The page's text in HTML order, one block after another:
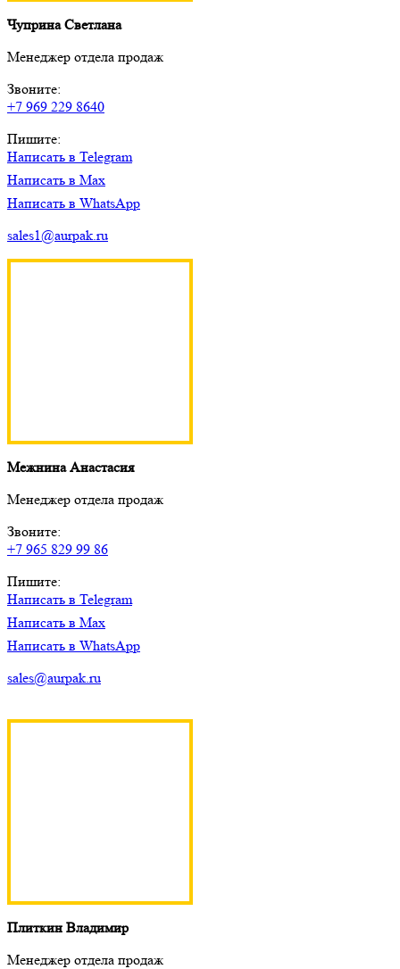
Чуприна Светлана
Менеджер отдела продаж
Звоните:
+7 969 229 8640
Пишите:
Написать в Telegram
Написать в Max
Написать в WhatsApp
sales1@aurpak.ru
Межнина Анастасия
Менеджер отдела продаж
Звоните:
+7 965 829 99 86
Пишите:
Написать в Telegram
Написать в Max
Написать в WhatsApp
sales@aurpak.ru
Плиткин Владимир
Менеджер отдела продаж